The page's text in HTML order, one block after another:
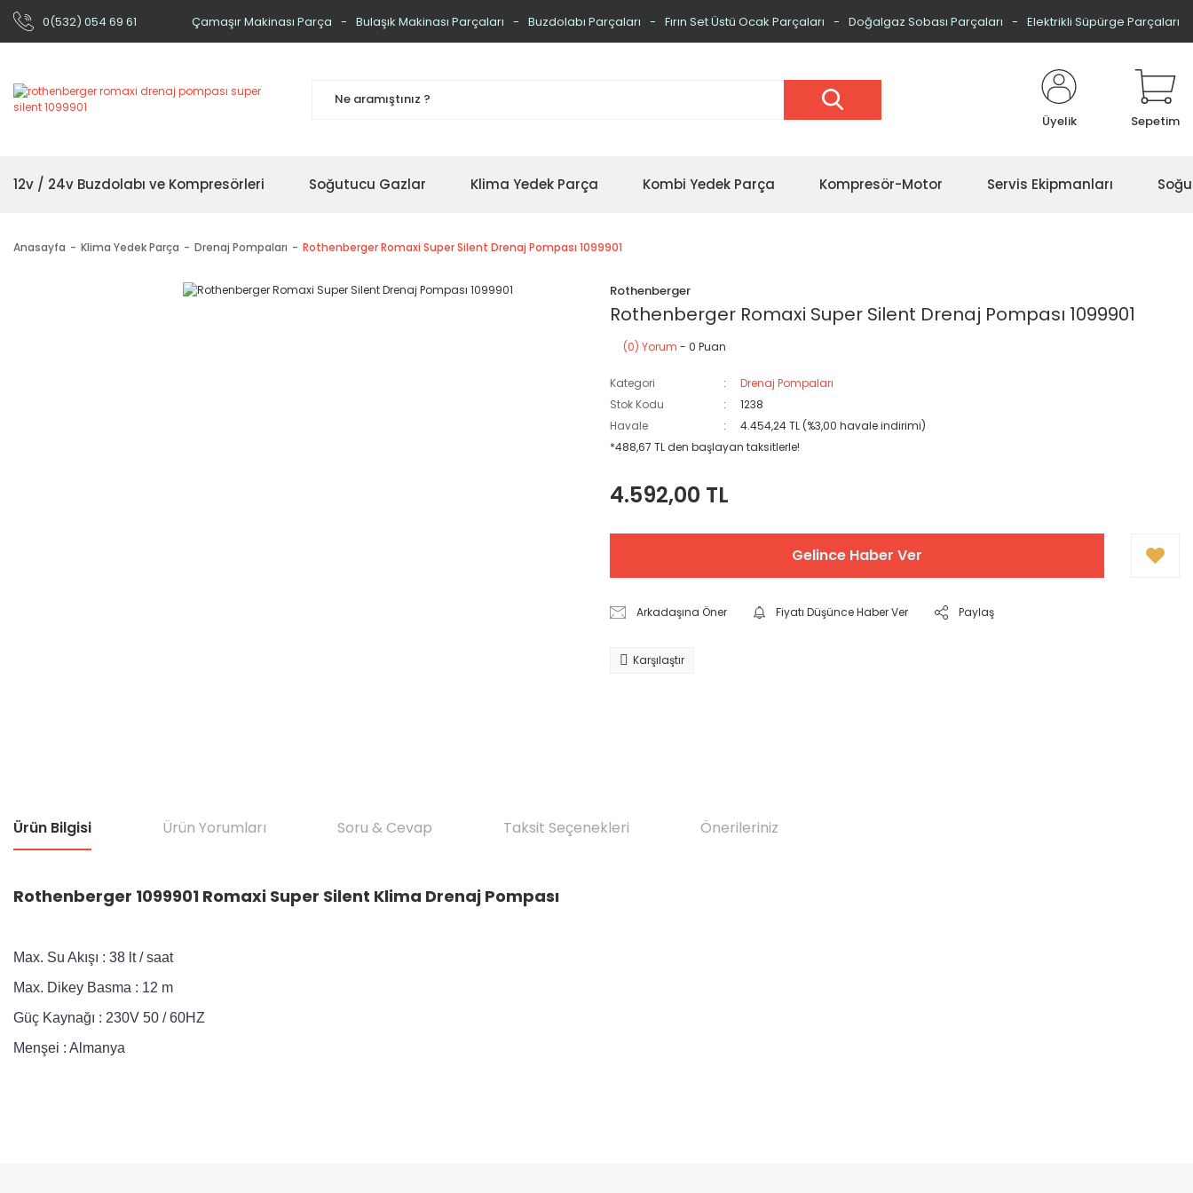
0(532) 054 69 61 Çamaşır Makinası Parça Bulaşık Makinası Parçaları Buzdolabı Parçaları Fırın Set Üstü Ocak Parçaları Doğalgaz Sobası Parçaları Elektrikli Süpürge Parçaları
Üyelik Sepetim
12v / 24v Buzdolabı ve Kompresörleri Soğutucu Gazlar Klima Yedek Parça Kombi Yedek Parça Kompresör-Motor Servis Ekipmanları
Anasayfa Klima Yedek Parça Drenaj Pompaları Rothenberger Romaxi Super Silent Drenaj Pompası 1099901
Rothenberger
Rothenberger Romaxi Super Silent Drenaj Pompası 1099901
(0) Yorum - 0 Puan
Kategori
Drenaj Pompaları
Stok Kodu
1238
Havale
4.454,24 TL (%3,00 havale indirimi)
*488,67 TL den başlayan taksitlerle!
4.592,00 TL
Gelince Haber Ver
Arkadaşına Öner Fiyatı Düşünce Haber Ver Paylaş
Karşılaştır
Ürün Bilgisi Ürün Yorumları Soru & Cevap Taksit Seçenekleri Önerileriniz
Rothenberger 1099901 Romaxi Super Silent Klima Drenaj Pompası
Max. Su Akışı : 38 lt / saat
Max. Dikey Basma : 12 m
Güç Kaynağı : 230V 50 / 60HZ
Menşei : Almanya